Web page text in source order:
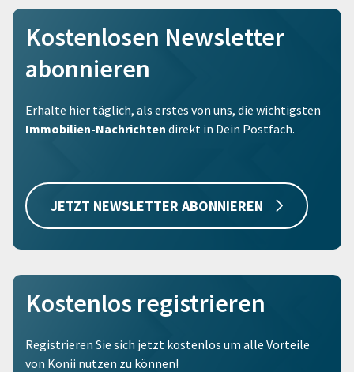
Kostenlosen Newsletter
abonnieren
Erhalte hier täglich, als erstes von uns, die wichtigsten
Immobilien-Nachrichten direkt in Dein Postfach.
JETZT NEWSLETTER ABONNIEREN
Kostenlos registrieren
Registrieren Sie sich jetzt kostenlos um alle Vorteile
von Konii nutzen zu können!